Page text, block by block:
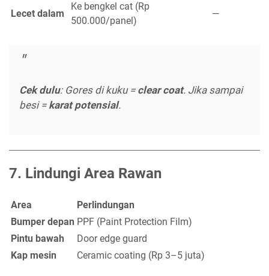
Lecet dalam
Ke bengkel cat (Rp
500.000/panel)
—
Cek dulu: Gores di kuku = clear coat. Jika sampai
besi = karat potensial.
7. Lindungi Area Rawan
Area
Perlindungan
Bumper depan PPF (Paint Protection Film)
Pintu bawah
Door edge guard
Kap mesin
Ceramic coating (Rp 3–5 juta)